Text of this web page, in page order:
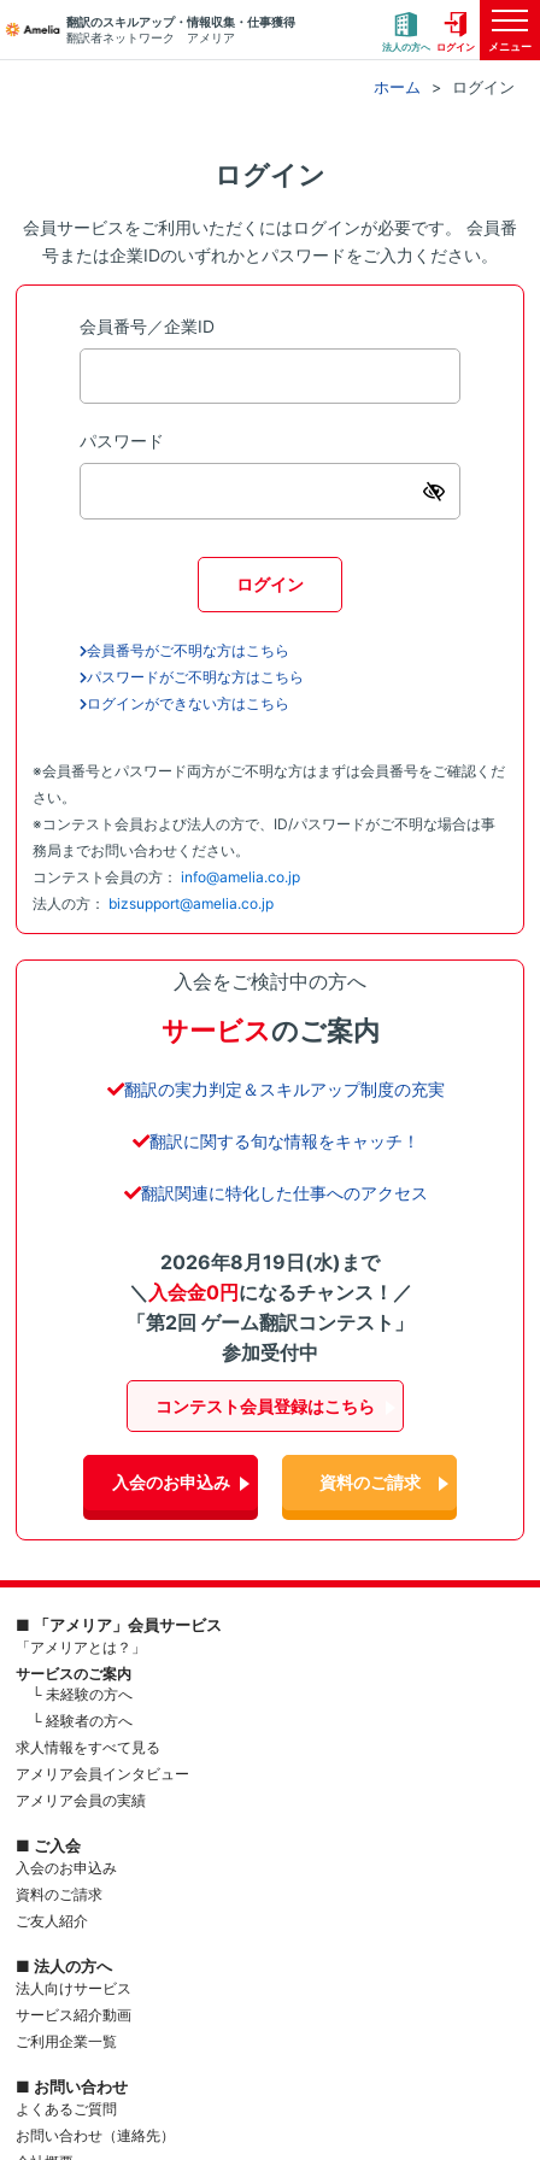
翻訳のスキルアップ・情報収集・仕事獲得
翻訳者ネットワーク アメリア
法人の方へ ログイン メニュー
ホーム ログイン
ログイン
会員サービスをご利用いただくにはログインが必要です。 会員番
号または企業IDのいずれかとパスワードをご入力ください。
会員番号／企業ID
パスワード
ログイン
会員番号がご不明な方はこちら
パスワードがご不明な方はこちら
ログインができない方はこちら
※会員番号とパスワード両方がご不明な方はまずは会員番号をご確認くだ
さい。
※コンテスト会員および法人の方で、ID/パスワードがご不明な場合は事
務局までお問い合わせください。
コンテスト会員の方： info@amelia.co.jp
法人の方： bizsupport@amelia.co.jp
入会をご検討中の方へ
サービスのご案内
翻訳の実力判定＆スキルアップ制度の充実
翻訳に関する旬な情報をキャッチ！
翻訳関連に特化した仕事へのアクセス
2026年8月19日(水)まで
＼ 入会金0円になるチャンス！／
「第2回 ゲーム翻訳コンテスト」
参加受付中
コンテスト会員登録はこちら
入会のお申込み 資料のご請求
■ 「アメリア」会員サービス
「アメリアとは？」
サービスのご案内
└ 未経験の方へ
└ 経験者の方へ
求人情報をすべて見る
アメリア会員インタビュー
アメリア会員の実績
■ ご入会
入会のお申込み
資料のご請求
ご友人紹介
■ 法人の方へ
法人向けサービス
サービス紹介動画
ご利用企業一覧
■ お問い合わせ
よくあるご質問
お問い合わせ（連絡先）